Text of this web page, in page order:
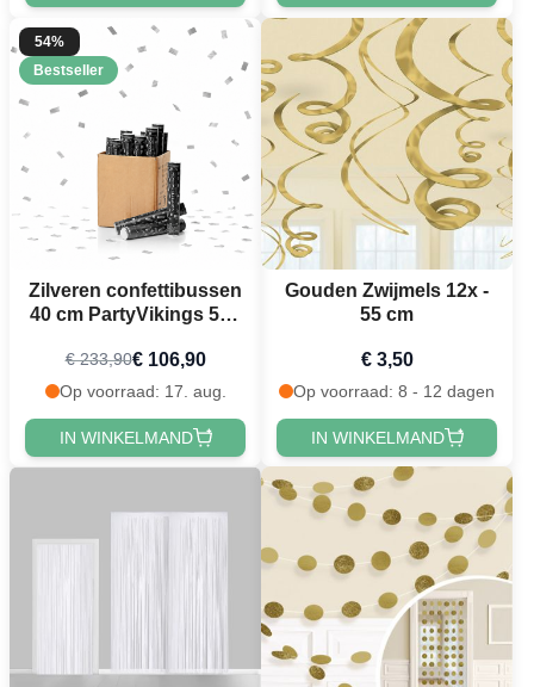
54%
Bestseller
Zilveren confettibussen
40 cm PartyVikings 50x
€ 233,90€ 106,90
Op voorraad: 17. aug.
IN WINKELMAND
Gouden Zwijmels 12x -
55 cm
€ 3,50
Op voorraad: 8 - 12 dagen
IN WINKELMAND